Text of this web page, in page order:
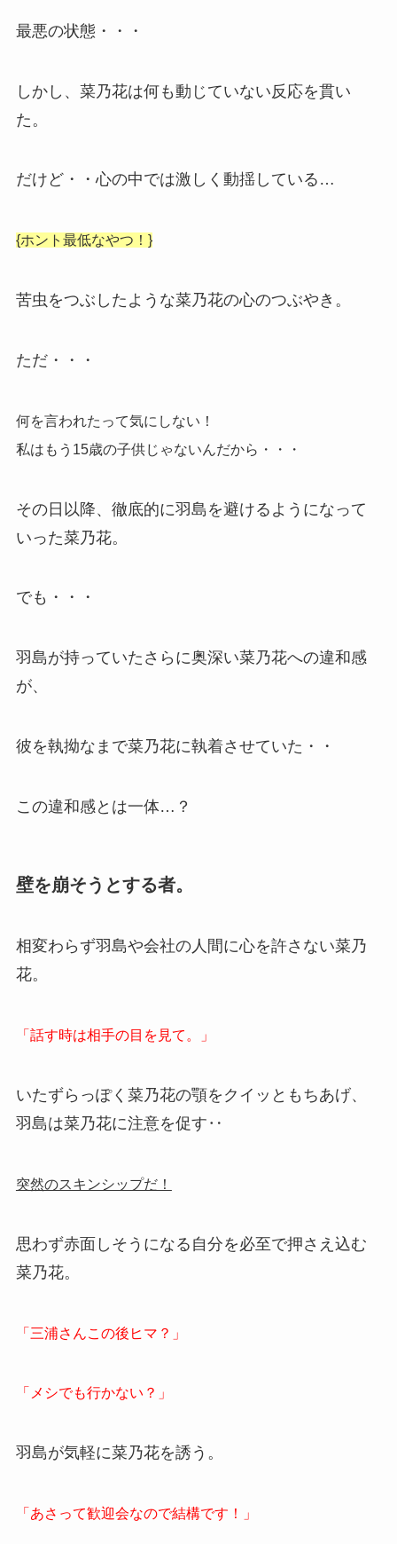
最悪の状態・・・
しかし、菜乃花は何も動じていない反応を貫い
た。
だけど・・心の中では激しく動揺している…
{ホント最低なやつ！}
苦虫をつぶしたような菜乃花の心のつぶやき。
ただ・・・
何を言われたって気にしない！
私はもう15歳の子供じゃないんだから・・・
その日以降、徹底的に羽島を避けるようになって
いった菜乃花。
でも・・・
羽島が持っていたさらに奥深い菜乃花への違和感
が、
彼を執拗なまで菜乃花に執着させていた・・
この違和感とは一体…？
壁を崩そうとする者。
相変わらず羽島や会社の人間に心を許さない菜乃
花。
「話す時は相手の目を見て。」
いたずらっぽく菜乃花の顎をクイッともちあげ、
羽島は菜乃花に注意を促す‥
突然のスキンシップだ！
思わず赤面しそうになる自分を必至で押さえ込む
菜乃花。
「三浦さんこの後ヒマ？」
「メシでも行かない？」
羽島が気軽に菜乃花を誘う。
「あさって歓迎会なので結構です！」